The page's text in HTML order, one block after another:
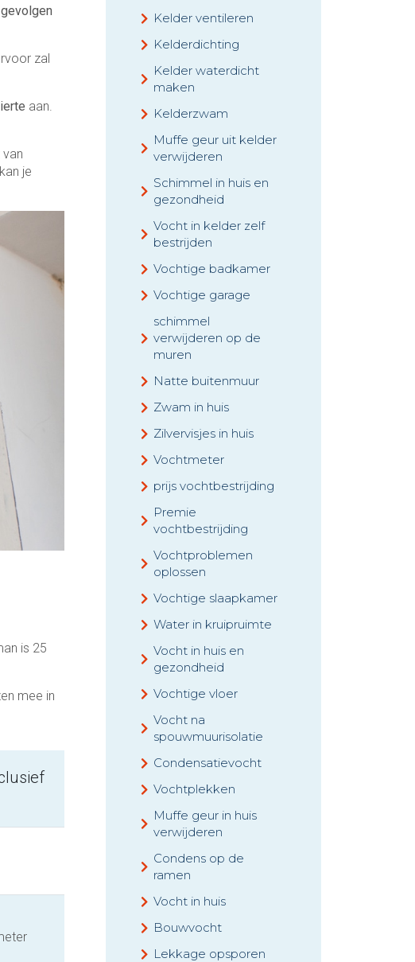
zal
aan.
van
je
is 25
mee in
Kelder ventileren
Kelderdichting
Kelder waterdicht
maken
Kelderzwam
Muffe geur uit kelder
verwijderen
Schimmel in huis en
gezondheid
Vocht in kelder zelf
bestrijden
Vochtige badkamer
Vochtige garage
schimmel
verwijderen op de
muren
Natte buitenmuur
Zwam in huis
Zilvervisjes in huis
Vochtmeter
prijs vochtbestrijding
Premie
vochtbestrijding
Vochtproblemen
oplossen
Vochtige slaapkamer
Water in kruipruimte
Vocht in huis en
gezondheid
Vochtige vloer
Vocht na
spouwmuurisolatie
Condensatievocht
Vochtplekken
Muffe geur in huis
verwijderen
Condens op de
ramen
Vocht in huis
Bouwvocht
Lekkage opsporen